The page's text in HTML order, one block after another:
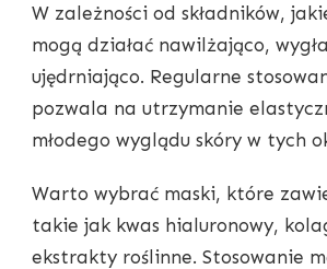
W zależności od składników,
mogą działać nawilżająco,
ujędrniająco. Regularne
pozwala na utrzymanie
młodego wyglądu skóry w tych
Warto wybrać maski, które
takie jak kwas hialuronowy,
ekstrakty roślinne. Stosowanie